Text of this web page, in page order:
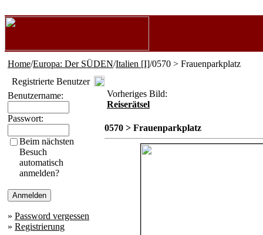
Home/Europa: Der SÜDEN/Italien [I]/0570 > Frauenparkplatz
Registrierte Benutzer
Benutzername:
Passwort:
Beim nächsten
Besuch
automatisch
anmelden?
» Password vergessen
» Registrierung
Vorheriges Bild:
Reiserätsel
0570 > Frauenparkplatz